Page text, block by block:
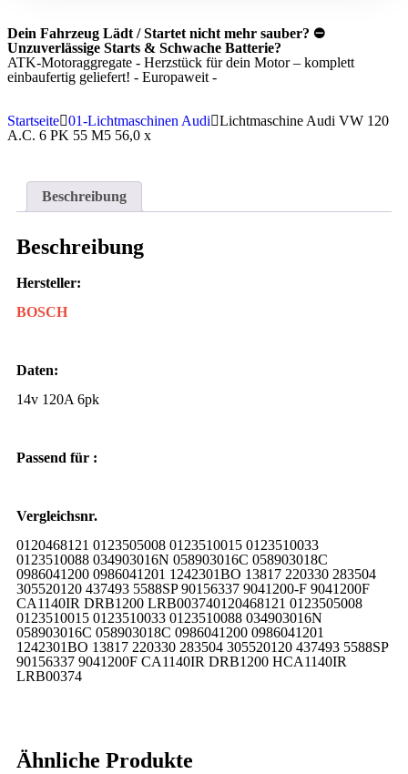
Dein Fahrzeug Lädt / Startet nicht mehr sauber? ⛔
Unzuverlässige Starts & Schwache Batterie?
ATK-Motoraggregate - Herzstück für dein Motor – komplett
einbaufertig geliefert! - Europaweit -
Startseite 01-Lichtmaschinen Audi
Lichtmaschine Audi VW 120
A.C. 6 PK 55 M5 56,0 x
Beschreibung
Beschreibung
Hersteller:
BOSCH
Daten:
14v 120A 6pk
Passend für :
Vergleichsnr.
0120468121 0123505008 0123510015 0123510033
0123510088 034903016N 058903016C 058903018C
0986041200 0986041201 1242301BO 13817 220330 283504
305520120 437493 5588SP 90156337 9041200-F 9041200F
CA1140IR DRB1200 LRB003740120468121 0123505008
0123510015 0123510033 0123510088 034903016N
058903016C 058903018C 0986041200 0986041201
1242301BO 13817 220330 283504 305520120 437493 5588SP
90156337 9041200F CA1140IR DRB1200 HCA1140IR
LRB00374
Ähnliche Produkte